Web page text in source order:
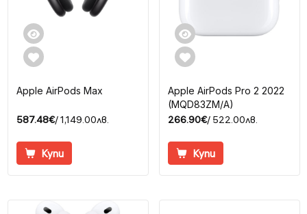
Apple AirPods Max
587.48€/ 1,149.00лв.
Купи
Apple AirPods Pro 2 2022
(MQD83ZM/A)
266.90€/ 522.00лв.
Купи